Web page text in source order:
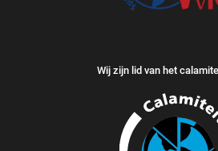
Wij zijn lid van het